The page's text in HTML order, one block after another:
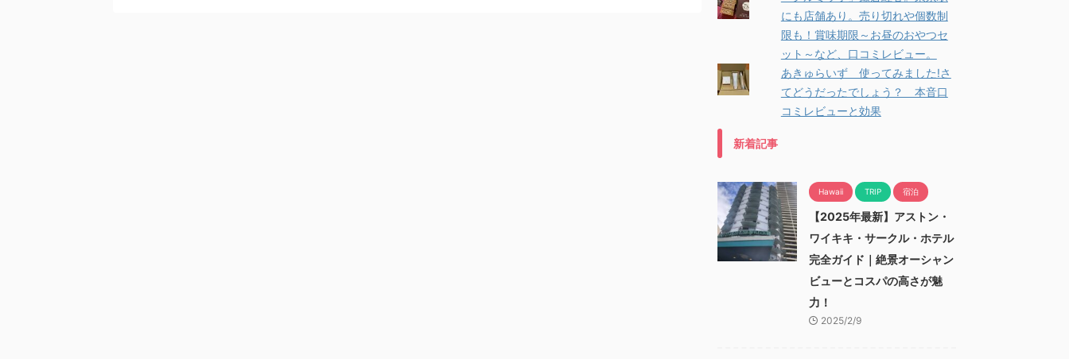
にも店舗あり。売り切れや個数制
限も！賞味期限～お昼のおやつセ
ット～など、口コミレビュー。
あきゅらいず 使ってみました!さ
てどうだったでしょう？ 本音口
コミレビューと効果
新着記事
Hawaii TRIP 宿泊
【2025年最新】アストン・
ワイキキ・サークル・ホテル
完全ガイド｜絶景オーシャン
ビューとコスパの高さが魅
力！
2025/2/9